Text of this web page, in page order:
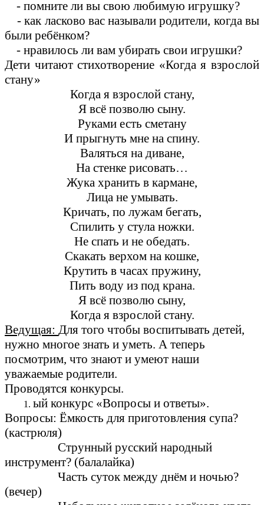
- помните ли вы свою любимую игрушку?
- как ласково вас называли родители, когда вы
были ребёнком?
- нравилось ли вам убирать свои игрушки?
Дети читают стихотворение «Когда я взрослой
стану»
Когда я взрослой стану,
Я всё позволю сыну.
Руками есть сметану
И прыгнуть мне на спину.
Валяться на диване,
На стенке рисовать…
Жука хранить в кармане,
Лица не умывать.
Кричать, по лужам бегать,
Спилить у стула ножки.
Не спать и не обедать.
Скакать верхом на кошке,
Крутить в часах пружину,
Пить воду из под крана.
Я всё позволю сыну,
Когда я взрослой стану.
Ведущая: Для того чтобы воспитывать детей,
нужно многое знать и уметь. А теперь
посмотрим, что знают и умеют наши
уважаемые родители.
Проводятся конкурсы.
ый конкурс «Вопросы и ответы».
Вопросы: Ёмкость для приготовления супа?
(кастрюля)
Струнный русский народный
инструмент? (балалайка)
Часть суток между днём и ночью?
(вечер)